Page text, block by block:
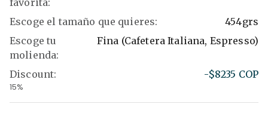
favorita:
Escoge el tamaño que quieres:
454grs
Escoge tu
molienda:
Fina (Cafetera Italiana, Espresso)
Discount:
15%
-$8235 COP